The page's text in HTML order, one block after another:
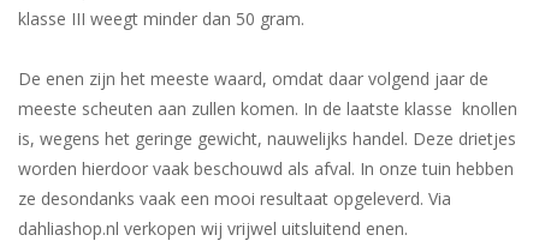
klasse III weegt minder dan 50 gram.
De enen zijn het meeste waard, omdat daar volgend jaar de
meeste scheuten aan zullen komen. In de laatste klasse knollen
is, wegens het geringe gewicht, nauwelijks handel. Deze drietjes
worden hierdoor vaak beschouwd als afval. In onze tuin hebben
ze desondanks vaak een mooi resultaat opgeleverd. Via
dahliashop.nl verkopen wij vrijwel uitsluitend enen.